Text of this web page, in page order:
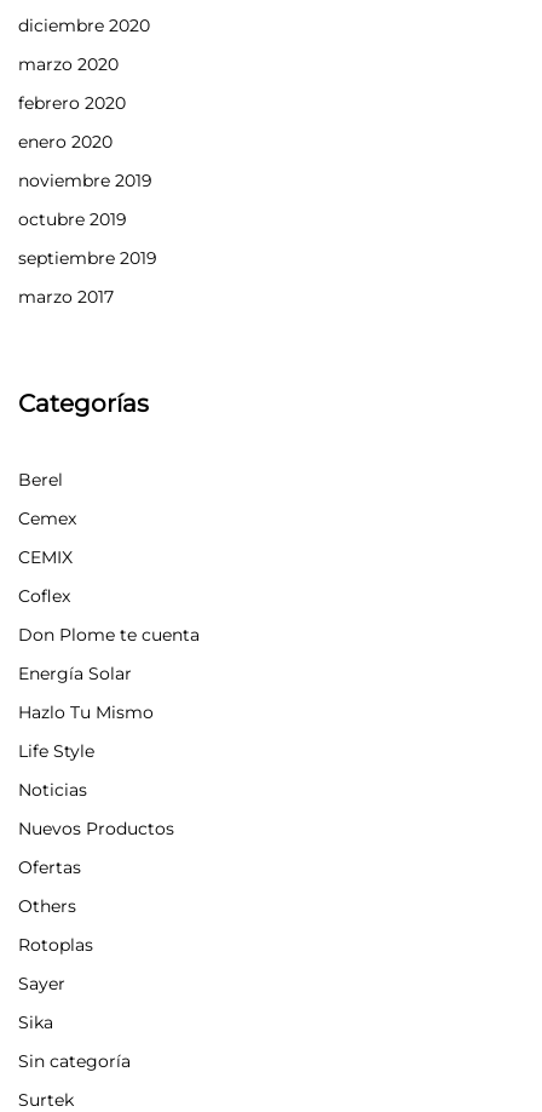
diciembre 2020
marzo 2020
febrero 2020
enero 2020
noviembre 2019
octubre 2019
septiembre 2019
marzo 2017
Categorías
Berel
Cemex
CEMIX
Coflex
Don Plome te cuenta
Energía Solar
Hazlo Tu Mismo
Life Style
Noticias
Nuevos Productos
Ofertas
Others
Rotoplas
Sayer
Sika
Sin categoría
Surtek